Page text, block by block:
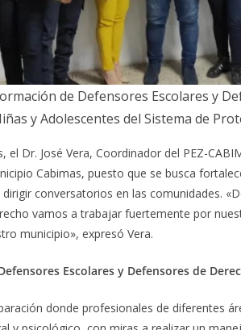
de Defensores Escolares y
y Adolescentes del Sistema de
el Dr. José Vera, Coordinador del PEZ-
Cabimas, puesto que se busca
conversatorios en las comunidades.
vamos a trabajar fuertemente por
municipio», expresó Vera.
Escolares y Defensores de
donde profesionales de diferentes